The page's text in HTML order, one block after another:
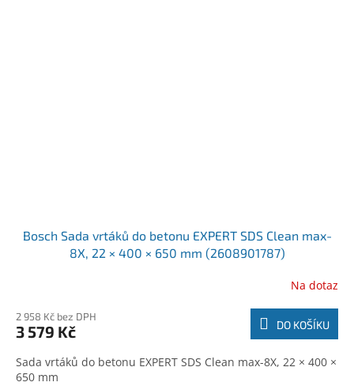
Bosch Sada vrtáků do betonu EXPERT SDS Clean max-
8X, 22 × 400 × 650 mm (2608901787)
Na dotaz
2 958 Kč bez DPH
3 579 Kč DO KOŠÍKU
Sada vrtáků do betonu EXPERT SDS Clean max-8X, 22 × 400 ×
650 mm